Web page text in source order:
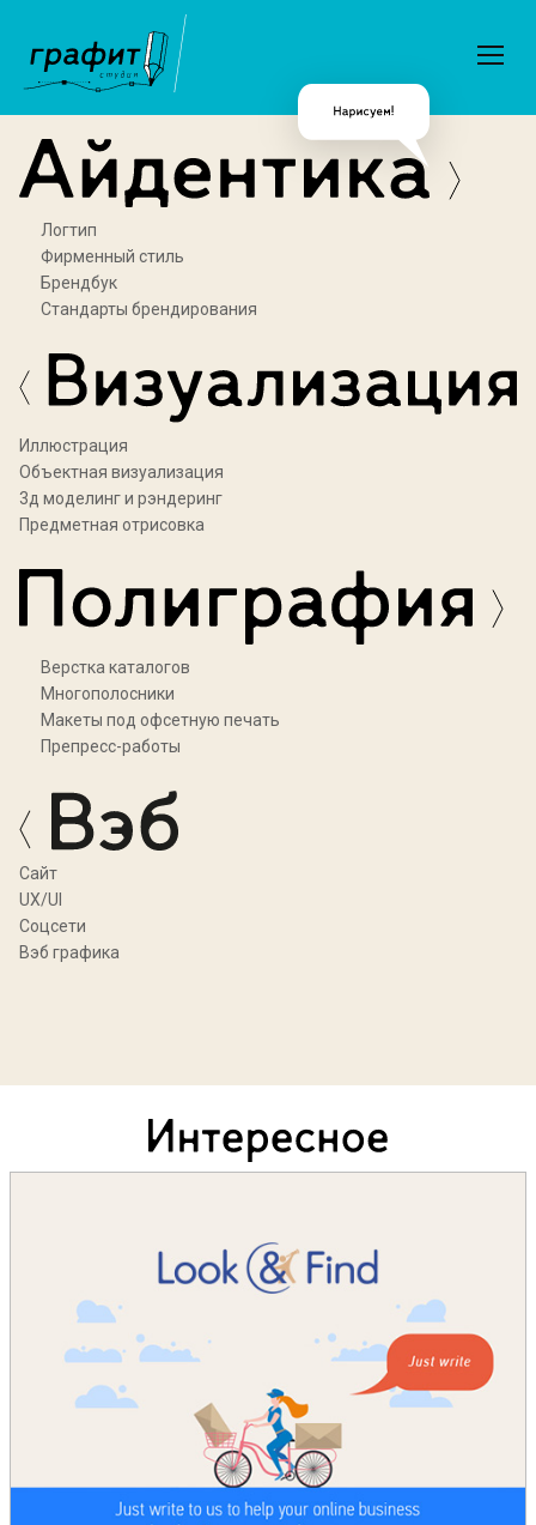
Логтип
Фирменный стиль
Брендбук
Стандарты брендирования
Иллюстрация
Объектная визуализация
3д моделинг и рэндеринг
Предметная отрисовка
Верстка каталогов
Многополосники
Макеты под офсетную печать
Препресс-работы
Cайт
UX/UI
Соцсети
Вэб графика